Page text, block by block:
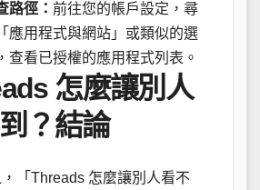
路徑： 前往您的帳戶設定，尋
應用程式與網站」或類似的選
查看已授權的應用程式列表。
怎麼讓別人
？結論
「Threads 怎麼讓別人看不